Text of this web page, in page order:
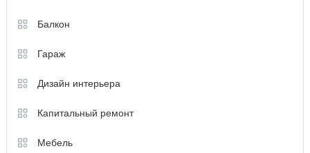
Балкон
Гараж
Дизайн интерьера
Капитальный ремонт
Мебель